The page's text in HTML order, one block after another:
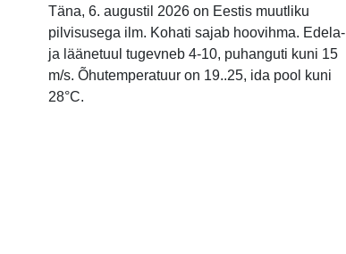
Täna, 6. augustil 2026 on Eestis muutliku
pilvisusega ilm. Kohati sajab hoovihma. Edela-
ja läänetuul tugevneb 4-10, puhanguti kuni 15
m/s. Õhutemperatuur on 19..25, ida pool kuni
28°C.